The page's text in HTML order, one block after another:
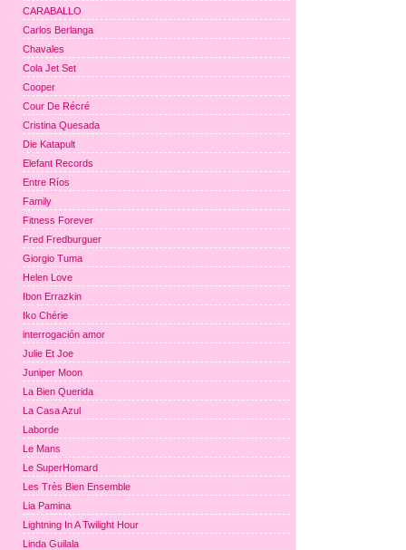
CARABALLO
Carlos Berlanga
Chavales
Cola Jet Set
Cooper
Cour De Récré
Cristina Quesada
Die Katapult
Elefant Records
Entre Ríos
Family
Fitness Forever
Fred Fredburguer
Giorgio Tuma
Helen Love
Ibon Errazkin
Iko Chérie
interrogación amor
Julie Et Joe
Juniper Moon
La Bien Querida
La Casa Azul
Laborde
Le Mans
Le SuperHomard
Les Très Bien Ensemble
Lia Pamina
Lightning In A Twilight Hour
Linda Guilala